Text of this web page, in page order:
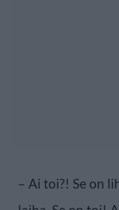
– Ai toi?! Se on